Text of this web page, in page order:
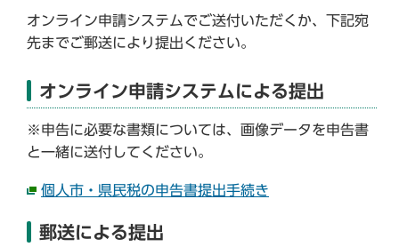
オンライン申請システムでご送付いただくか、下記宛
先までご郵送により提出ください。
オンライン申請システムによる提出
※申告に必要な書類については、画像データを申告書
と一緒に送付してください。
個人市・県民税の申告書提出手続き
郵送による提出